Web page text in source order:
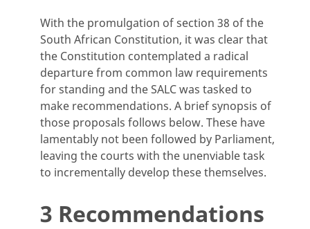
With the promulgation of section 38 of the
South African Constitution, it was clear that
the Constitution contemplated a radical
departure from common law requirements
for standing and the SALC was tasked to
make recommendations. A brief synopsis of
those proposals follows below. These have
lamentably not been followed by Parliament,
leaving the courts with the unenviable task
to incrementally develop these themselves.
3 Recommendations